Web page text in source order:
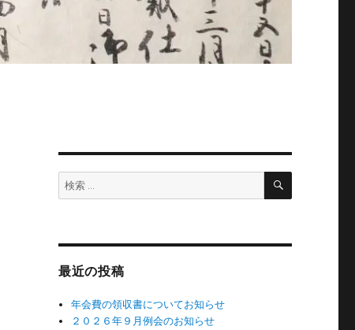
検
索:
検
最近の投稿
年会費の領収書についてお知らせ
２０２６年９月例会のお知らせ